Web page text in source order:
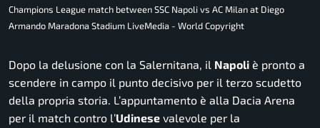
Champions League match between SSC Napoli vs AC Milan at Diego
Armando Maradona Stadium LiveMedia - World Copyright
Dopo la delusione con la Salernitana, il Napoli è pronto a
scendere in campo il punto decisivo per il terzo scudetto
della propria storia. L’appuntamento è alla Dacia Arena
per il match contro l’Udinese valevole per la